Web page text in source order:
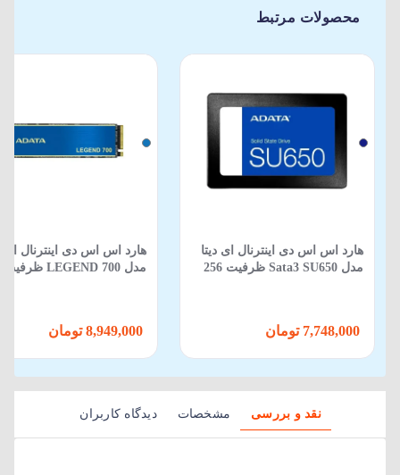
محصولات مرتبط
هارد اس اس دی اینترنال ای دیتا
مدل Sata3 SU650 ظرفیت 256
هارد اس اس دی اینترنال ای
نقد و بررسی مشخصات دیدگاه کاربران